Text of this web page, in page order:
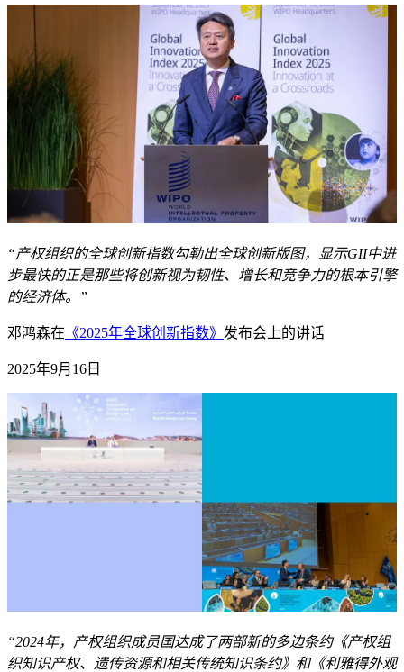
“产权组织的全球创新指数勾勒出全球创新版图，显示GII中进
步最快的正是那些将创新视为韧性、增长和竞争力的根本引擎
的经济体。”
邓鸿森在 《2025年全球创新指数》 发布会上的讲话
2025年9月16日
“2024年，产权组织成员国达成了两部新的多边条约《产权组
织知识产权、遗传资源和相关传统知识条约》和《利雅得外观